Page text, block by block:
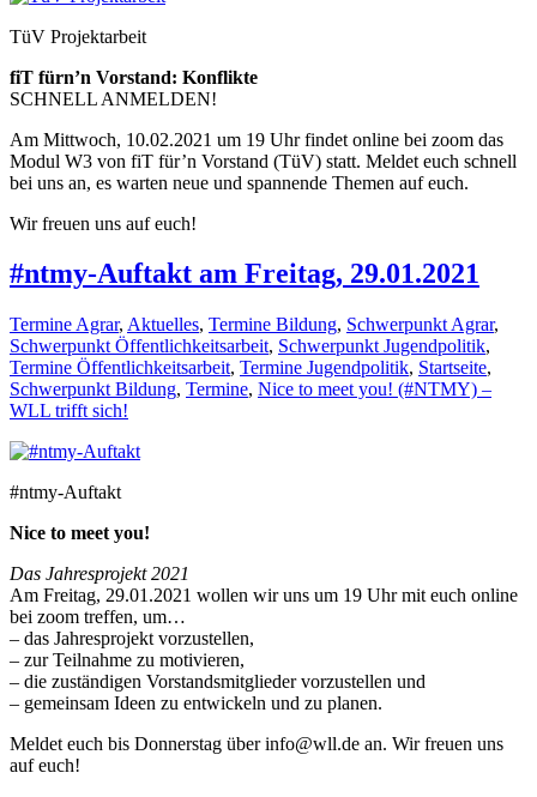
TüV Projektarbeit
fiT fürn’n Vorstand: Konflikte
SCHNELL ANMELDEN!
Am Mittwoch, 10.02.2021 um 19 Uhr findet online bei zoom das
Modul W3 von fiT für’n Vorstand (TüV) statt. Meldet euch schnell
bei uns an, es warten neue und spannende Themen auf euch.
Wir freuen uns auf euch!
#ntmy-Auftakt am Freitag, 29.01.2021
Termine Agrar, Aktuelles, Termine Bildung, Schwerpunkt Agrar,
Schwerpunkt Öffentlichkeitsarbeit, Schwerpunkt Jugendpolitik,
Termine Öffentlichkeitsarbeit, Termine Jugendpolitik, Startseite,
Schwerpunkt Bildung, Termine, Nice to meet you! (#NTMY) –
WLL trifft sich!
#ntmy-Auftakt
Nice to meet you!
Das Jahresprojekt 2021
Am Freitag, 29.01.2021 wollen wir uns um 19 Uhr mit euch online
bei zoom treffen, um…
– das Jahresprojekt vorzustellen,
– zur Teilnahme zu motivieren,
– die zuständigen Vorstandsmitglieder vorzustellen und
– gemeinsam Ideen zu entwickeln und zu planen.
Meldet euch bis Donnerstag über info@wll.de an. Wir freuen uns
auf euch!